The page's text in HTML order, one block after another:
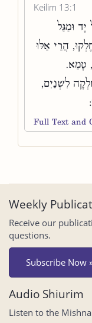
Keilim 13:1
יָד וּמַגַּל
הֲרֵי אֵלּוּ
טָמֵא.
לִשְׁנַיִם,
Full Text and
Weekly
Receive our
questions.
Subscribe Now
Audio Shiurim
Listen to the